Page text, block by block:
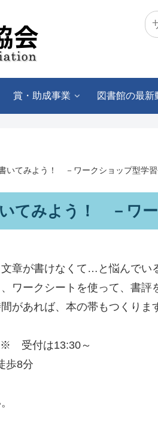
賞・助成事業 図書館の最新
いてみよう！ －ワークショップ型学
てみよう！ －ワ
章が書けなくて…と悩んでい
ワークシートを使って、書
があれば、本の帯もつくりま
※ 受付は13:30～
歩8分